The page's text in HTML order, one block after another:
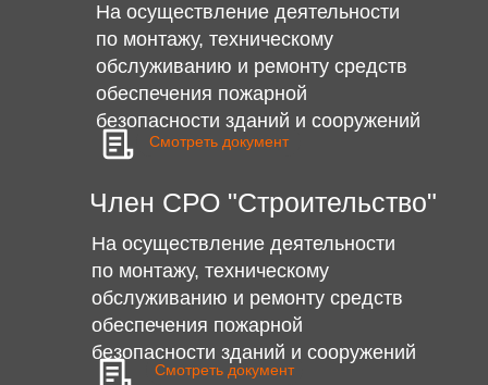
Смотреть документ
На осуществление деятельности
по монтажу, техническому
обслуживанию и ремонту средств
обеспечения пожарной
безопасности зданий и сооружений
Смотреть документ
Член СРО "Строительство"
На осуществление деятельности
по монтажу, техническому
обслуживанию и ремонту средств
обеспечения пожарной
безопасности зданий и сооружений